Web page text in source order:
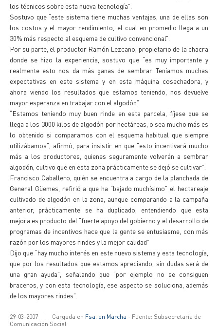
los técnicos sobre esta nueva tecnología”.
Sostuvo que “este sistema tiene muchas ventajas, una de ellas son
los costos y el mayor rendimiento, el cual en promedio llega a un
30% más respecto al esquema de cultivo convencional”.
Por su parte, el productor Ramón Lezcano, propietario de la chacra
donde se hizo la experiencia, sostuvo que “es muy importante y
realmente esto nos da más ganas de sembrar. Teníamos muchas
expectativas en este sistema y en esta máquina cosechadora, y
ahora viendo los resultados que estamos teniendo, nos devuelve
mayor esperanza en trabajar con el algodón”.
“Estamos teniendo muy buen rinde en esta parcela, fíjese que se
llega a los 3000 kilos de algodón por hectáreas, o sea mucho más es
lo obtenido si comparamos con el esquema habitual que siempre
utilizábamos”, afirmó, para insistir en que “esto incentivará mucho
más a los productores, quienes seguramente volverán a sembrar
algodón, cultivo que en esta zona prácticamente se dejó se cultivar”.
Francisco Caballero, quién se encuentra a cargo de la planchada de
General Güemes, refirió a que ha “bajado muchísimo” el hectareaje
cultivado de algodón en la zona, aunque comparando a la campaña
anterior, prácticamente se ha duplicado, entendiendo que esta
mejora es producto del “fuerte apoyo del gobierno y el desarrollo de
programas de incentivos hace que la gente se entusiasme, con más
razón por los mayores rindes y la mejor calidad”
Dijo que “hay mucho interés en este nuevo sistema y esta tecnología,
que por los resultados que estamos apreciando, sin dudas será de
una gran ayuda”, señalando que “por ejemplo no se consiguen
braceros, y con esta tecnología, ese aspecto se soluciona, además
de los mayores rindes”.
29-03-2007 | Cargada en Fsa. en Marcha - Fuente: Subsecretaría de
Comunicación Social